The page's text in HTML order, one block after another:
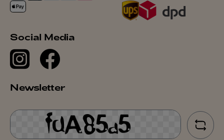
Social Media
Newsletter